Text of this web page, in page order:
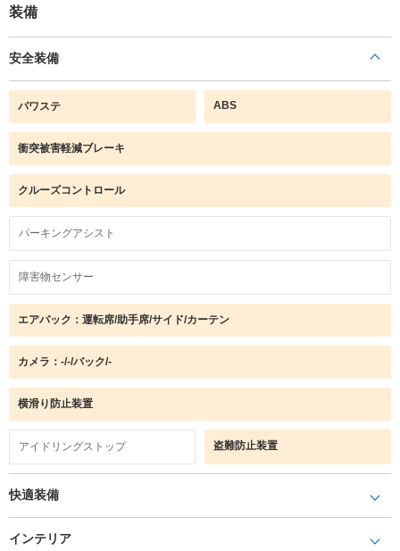
装備
安全装備
パワステ ABS
衝突被害軽減ブレーキ
クルーズコントロール
パーキングアシスト
障害物センサー
エアバック：運転席/助手席/サイド/カーテン
カメラ：-/-/バック/-
横滑り防止装置
アイドリングストップ 盗難防止装置
快適装備
インテリア